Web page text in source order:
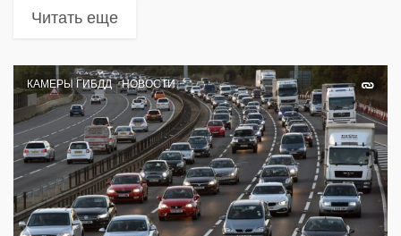
Читать еще
КАМЕРЫ ГИБДД НОВОСТИ